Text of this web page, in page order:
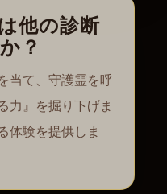
他の診断
？
当て、守護霊を呼
力』を掘り下げま
体験を提供しま